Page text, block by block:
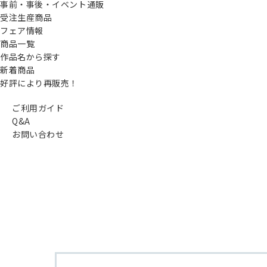
事前・事後・イベント通販
受注生産商品
フェア情報
商品一覧
作品名から探す
新着商品
好評により再販売！
ご利用ガイド
Q&A
お問い合わせ